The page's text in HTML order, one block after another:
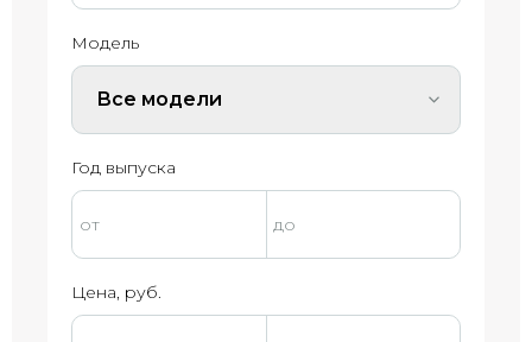
Модель
Все модели
Год выпуска
Цена, руб.